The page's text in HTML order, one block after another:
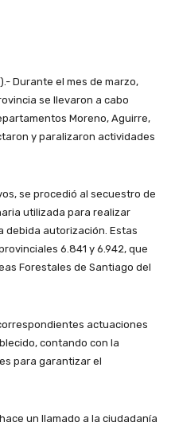
Durante el mes de marzo,
se llevaron a cabo
Moreno, Aguirre,
y paralizaron actividades
se procedió al secuestro de
utilizada para realizar
debida autorización. Estas
6.841 y 6.942, que
Forestales de Santiago del
actuaciones
contando con la
para garantizar el
un llamado a la ciudadanía